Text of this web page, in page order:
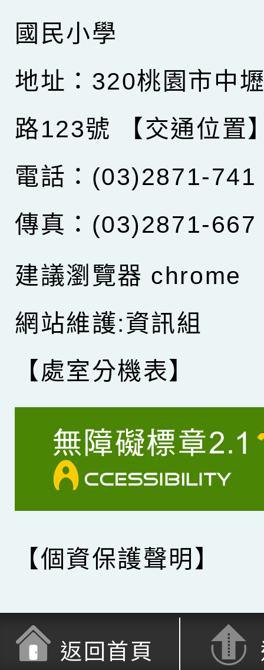
國民小學
地址：320桃園市中
路123號
【交通位置
電話：(03)2871-741
傳真：(03)2871-667
建議瀏覽器 chrome
網站維護:資訊組
【處室分機表】
【個資保護聲明】
返回首頁